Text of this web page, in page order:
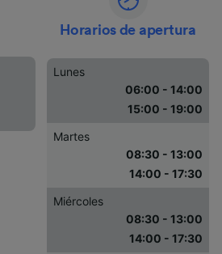
Horarios de apertura
Lunes
06:00 - 14:00
15:00 - 19:00
Martes
08:30 - 13:00
14:00 - 17:30
Miércoles
08:30 - 13:00
14:00 - 17:30